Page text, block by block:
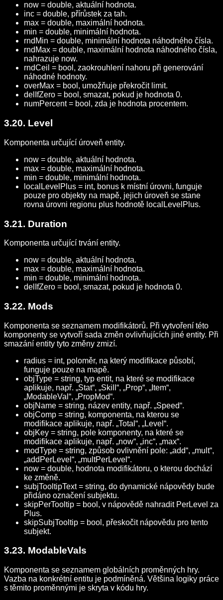
now = double, aktuální hodnota.
inc = double, přírůstek za tah.
max = double, maximální hodnota.
min = double, minimální hodnota.
rndMin = double, minimální hodnota náhodného čísla.
rndMax = double, maximální hodnota náhodného čísla,
nahrazuje now.
rndCeil = bool, zaokrouhlení nahoru při generování
náhodné hodnoty.
overMax = bool, umožňuje překročit limit.
delIfZero = bool, smazat, pokud je hodnota 0.
numPercent = bool, zda je hodnota procentem.
3.20. Level
Komponenta určující úroveň entity.
now = double, aktuální hodnota.
max = double, maximální hodnota.
min = double, minimální hodnota.
localLevelPlus = int, bonus k místní úrovni, funguje
pouze pro objekty na mapě, jejich úroveň se stane
rovna úrovni regionu plus hodnotě localLevelPlus.
3.21. Duration
Komponenta určující trvání entity.
now = double, aktuální hodnota.
max = double, maximální hodnota.
min = double, minimální hodnota.
delIfZero = bool, smazat, pokud je hodnota 0.
3.22. Mods
Komponenta se seznamem modifikátorů. Při vytvoření této
komponenty se vytvoří sada změn ovlivňujících jiné entity. Při
smazání entity tyto změny zmizí.
radius = int, poloměr, na který modifikace působí,
funguje pouze na mapě.
objType = string, typ entit, na které se modifikace
aplikuje, např. „Stat“, „Skill“, „Prop“, „Item“,
„ModableVal“, „PropMod“.
objName = string, název entity, např. „Speed“.
objComp = string, komponenta, na kterou se
modifikace aplikuje, např. „Total“, „Level“.
objKey = string, pole komponenty, na které se
modifikace aplikuje, např. „now“, „inc“, „max“.
modType = string, způsob ovlivnění pole: „add“, „mult“,
„addPerLevel“, „multPerLevel“.
now = double, hodnota modifikátoru, o kterou dochází
ke změně.
subjTooltipText = string, do dynamické nápovědy bude
přidáno označení subjektu.
skipPerTooltip = bool, v nápovědě nahradit PerLevel za
Plus.
skipSubjTooltip = bool, přeskočit nápovědu pro tento
subjekt.
3.23. ModableVals
Komponenta se seznamem globálních proměnných hry.
Vazba na konkrétní entitu je podmíněná. Většina logiky práce
s těmito proměnnými je skryta v kódu hry.